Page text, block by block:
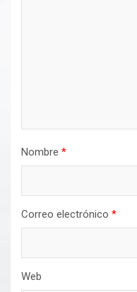
Nombre *
Correo electrónico *
Web